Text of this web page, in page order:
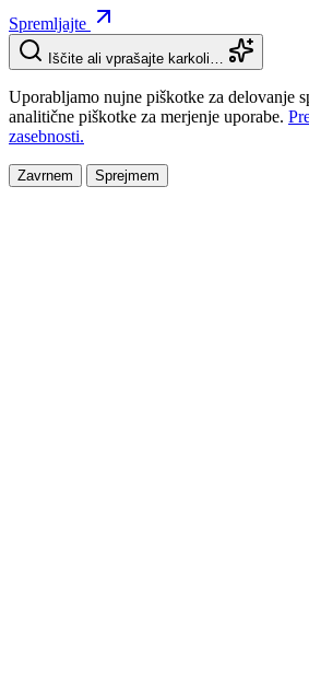
Spremljajte
Iščite ali vprašajte karkoli…
Uporabljamo nujne piškotke za delovanje
analitične piškotke za merjenje uporabe.
zasebnosti.
Zavrnem Sprejmem